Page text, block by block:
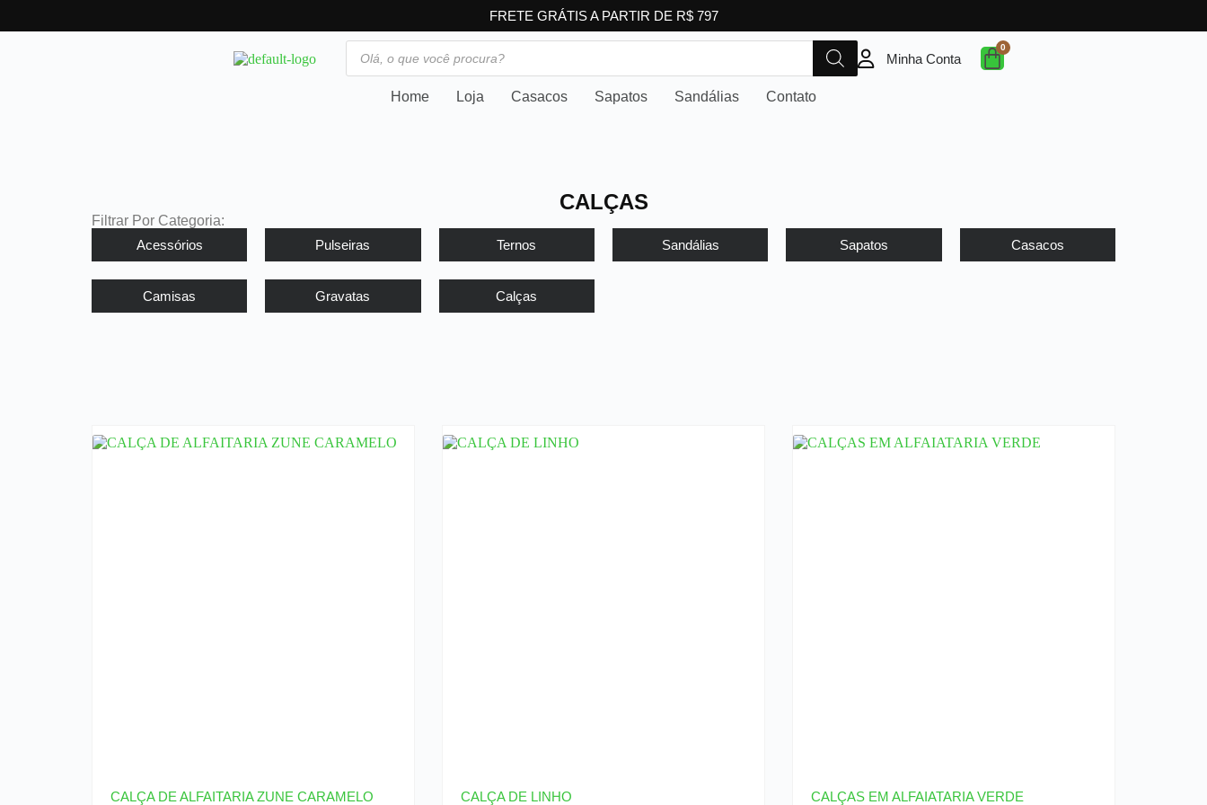
FRETE GRÁTIS A PARTIR DE R$ 797
Minha Conta
Home Loja Casacos Sapatos Sandálias Contato
CALÇAS
Filtrar Por Categoria:
Acessórios
Pulseiras Ternos Sandálias Sapatos Casacos
Camisas Gravatas Calças
CALÇA DE ALFAITARIA ZUNE CARAMELO CALÇA DE LINHO CALÇAS EM ALFAIATARIA VERDE